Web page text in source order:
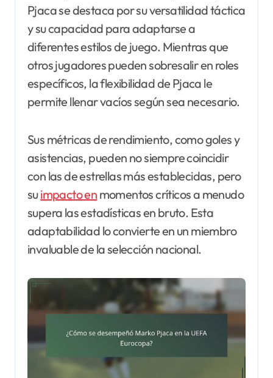
Pjaca se destaca por su versatilidad táctica
y su capacidad para adaptarse a
diferentes estilos de juego. Mientras que
otros jugadores pueden sobresalir en roles
específicos, la flexibilidad de Pjaca le
permite llenar vacíos según sea necesario.
Sus métricas de rendimiento, como goles y
asistencias, pueden no siempre coincidir
con las de estrellas más establecidas, pero
suimpacto en momentos críticos a menudo
supera las estadísticas en bruto. Esta
adaptabilidad lo convierte en un miembro
invaluable de la selección nacional.